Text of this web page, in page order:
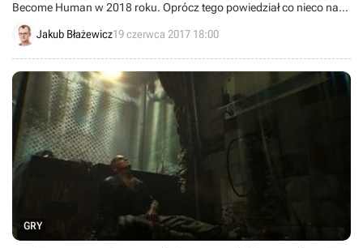
Become Human w 2018 roku. Oprócz tego powiedział co nieco na
temat fabuły nowego dzieła twórców Heavy Rain.
Jakub Błażewicz19 czerwca 2017 18:00
GRY